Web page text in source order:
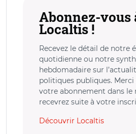
Abonnez-vous
Localtis !
Recevez le détail de notre
quotidienne ou notre
hebdomadaire sur
politiques publiques.
votre abonnement dans le
recevrez suite à votre
Découvrir Localtis